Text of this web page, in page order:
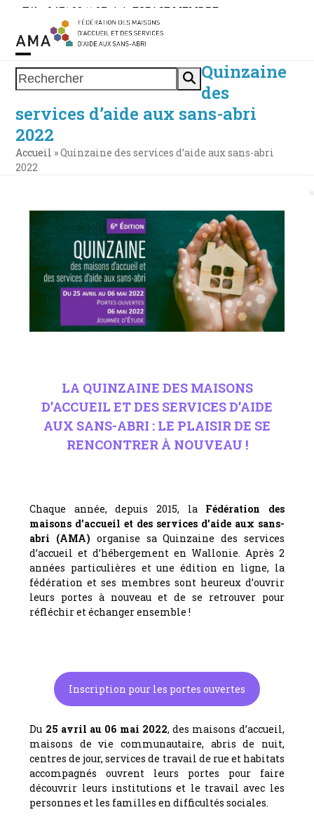
Skip
content
Tél. : 0471 38 11 37 | | ESPACE MEMBRE
Rechercher
Open
mobile
menu
Close
mobile
menu
Quinzaine
des
services d’aide aux sans-abri
2022
Accueil »Quinzaine des services d’aide aux sans-abri
2022
LA QUINZAINE DES MAISONS
D’ACCUEIL ET DES SERVICES D’AIDE
AUX SANS-ABRI : LE PLAISIR DE SE
RENCONTRER À NOUVEAU !
Chaque année, depuis 2015, la Fédération des
maisons d’accueil et des services d’aide aux sans-
abri (AMA) organise sa Quinzaine des services
d’accueil et d’hébergement en Wallonie. Après 2
années particulières et une édition en ligne, la
fédération et ses membres sont heureux d’ouvrir
leurs portes à nouveau et de se retrouver pour
réfléchir et échanger ensemble !
Inscription pour les portes ouvertes
Du 25 avril au 06 mai 2022, des maisons d’accueil,
maisons de vie communautaire, abris de nuit,
centres de jour, services de travail de rue et habitats
accompagnés ouvrent leurs portes pour faire
découvrir leurs institutions et le travail avec les
personnes et les familles en difficultés sociales.